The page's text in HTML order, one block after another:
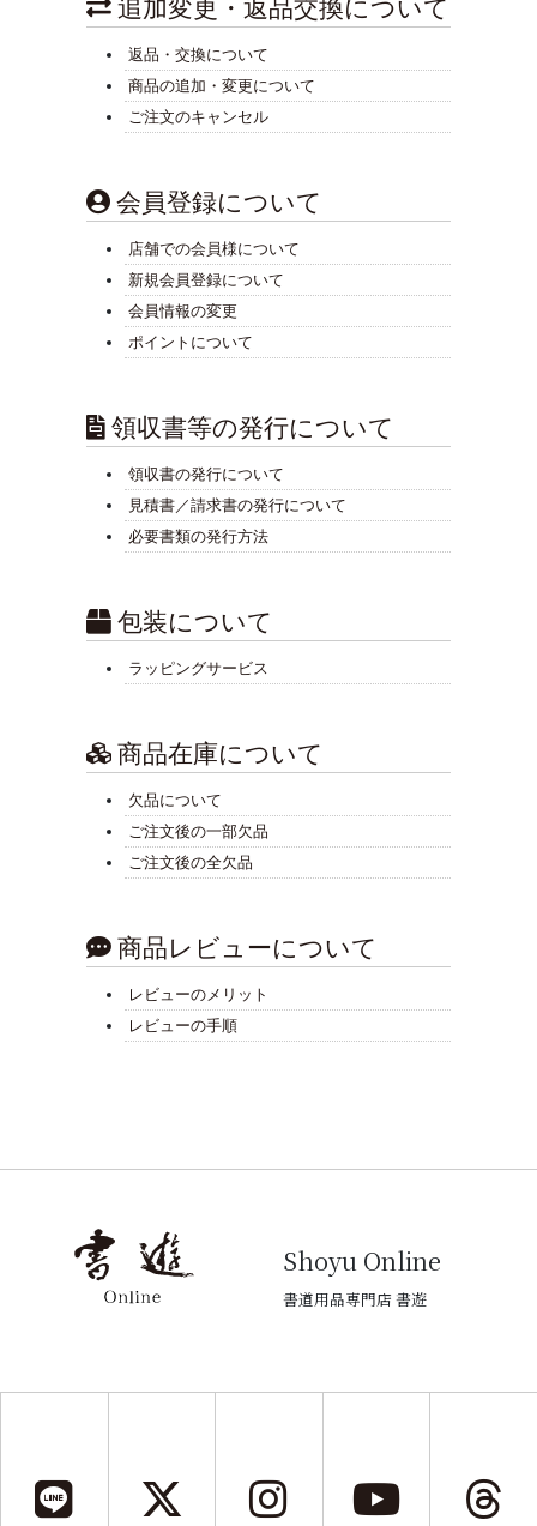
追加変更・返品交換について
返品・交換について
商品の追加・変更について
ご注文のキャンセル
会員登録について
店舗での会員様について
新規会員登録について
会員情報の変更
ポイントについて
領収書等の発行について
領収書の発行について
見積書／請求書の発行について
必要書類の発行方法
包装について
ラッピングサービス
商品在庫について
欠品について
ご注文後の一部欠品
ご注文後の全欠品
商品レビューについて
レビューのメリット
レビューの手順
Shoyu Online
書道用品専門店 書遊